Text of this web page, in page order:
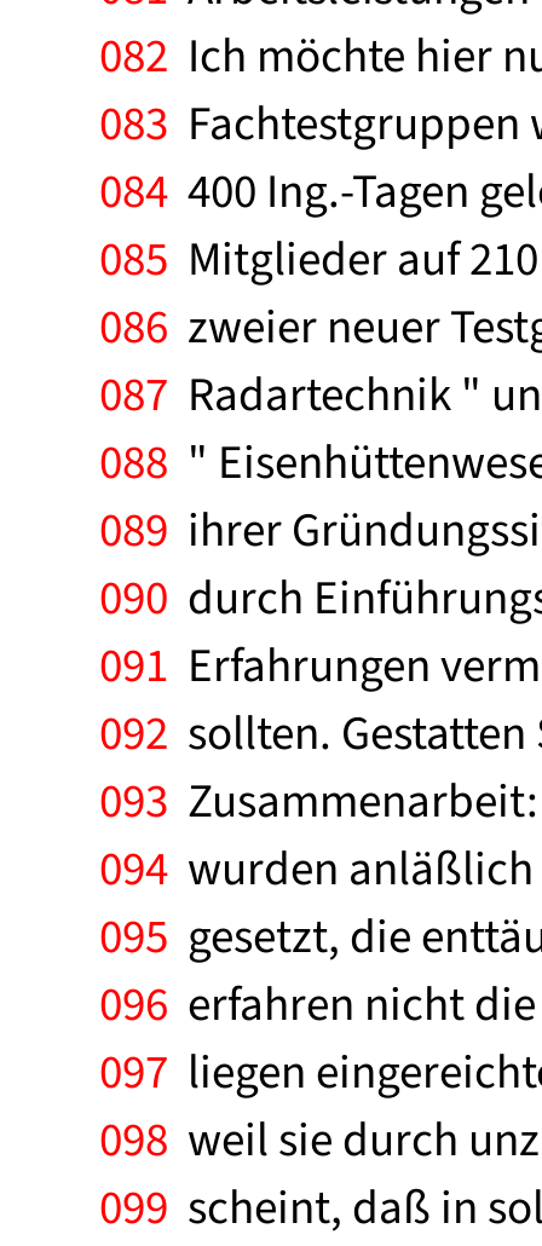
082 Ich möchte hier
083
084 400 Ing.-Tagen
085 Mitglieder auf
086 zweier neuer
087 Radartechnik "
088 "
089 ihrer
090 durch
091 Erfahrungen
092 sollten.
093
094 wurden
095 gesetzt, die
096 erfahren nicht
097 liegen
098 weil sie durch
099 scheint, daß in